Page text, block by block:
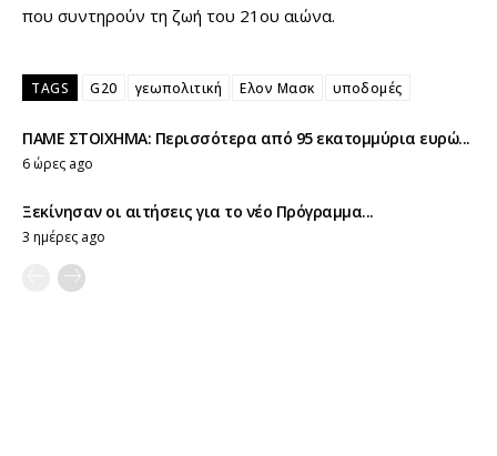
που συντηρούν τη ζωή του 21ου αιώνα.
TAGS G20 γεωπολιτική Ελον Μασκ υποδομές
ΠΑΜΕ ΣΤΟΙΧΗΜΑ: Περισσότερα από 95 εκατομμύρια ευρώ...
6 ώρες ago
Ξεκίνησαν οι αιτήσεις για το νέο Πρόγραμμα...
3 ημέρες ago